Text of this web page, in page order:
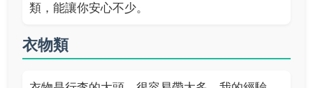
類，能讓你安心不少。
衣物類